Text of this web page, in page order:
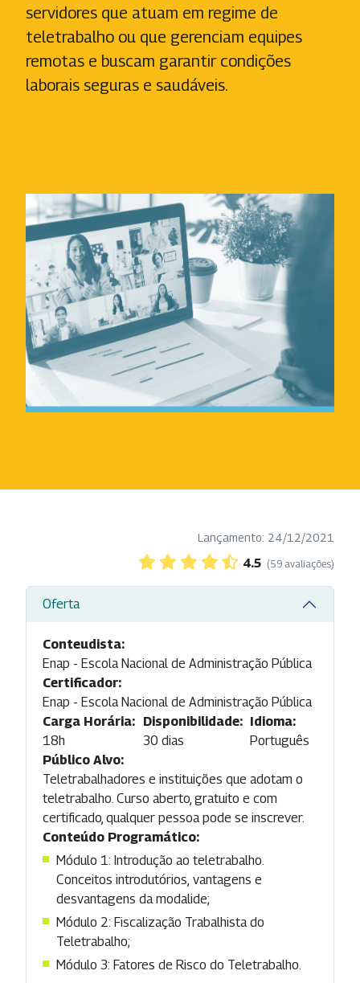
servidores que atuam em regime de
teletrabalho ou que gerenciam equipes
remotas e buscam garantir condições
laborais seguras e saudáveis.
Lançamento: 24/12/2021
4.5 (59 avaliações)
Oferta
Conteudista:
Enap - Escola Nacional de Administração Pública
Certificador:
Enap - Escola Nacional de Administração Pública
Carga Horária:
18h
Disponibilidade:
30 dias
Idioma:
Português
Público Alvo:
Teletrabalhadores e instituições que adotam o
teletrabalho. Curso aberto, gratuito e com
certificado, qualquer pessoa pode se inscrever.
Conteúdo Programático:
Módulo 1: Introdução ao teletrabalho.
Conceitos introdutórios, vantagens e
desvantagens da modalide;
Módulo 2: Fiscalização Trabalhista do
Teletrabalho;
Módulo 3: Fatores de Risco do Teletrabalho.